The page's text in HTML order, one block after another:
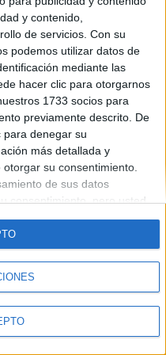
y contenido,
de servicios. Con su
podemos utilizar datos de
mediante las
hacer clic para otorgarnos
1733 socios para
previamente descrito. De
denegar su
más detallada y
su consentimiento.
de sus datos
consentimiento, pero usted
Sus
sitio web. Puede cambiar
en cualquier
clic en el botón
página web.
|Anúnciate
generales
- Diego de León 47 - 28006
+34 91 593 2767